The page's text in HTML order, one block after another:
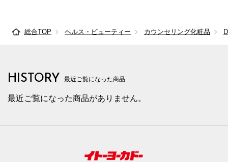
総合TOP ヘルス・ビューティー カウンセリング化粧品
HISTORY 最近ご覧になった商品
最近ご覧になった商品がありません。